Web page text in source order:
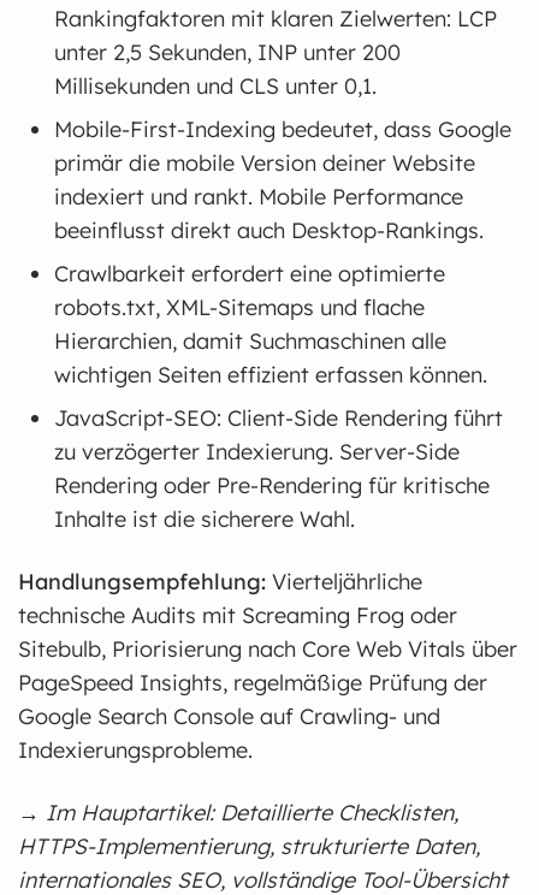
Rankingfaktoren mit klaren Zielwerten: LCP
unter 2,5 Sekunden, INP unter 200
Millisekunden und CLS unter 0,1.
Mobile-First-Indexing bedeutet, dass Google
primär die mobile Version deiner Website
indexiert und rankt. Mobile Performance
beeinflusst direkt auch Desktop-Rankings.
Crawlbarkeit erfordert eine optimierte
robots.txt, XML-Sitemaps und flache
Hierarchien, damit Suchmaschinen alle
wichtigen Seiten effizient erfassen können.
JavaScript-SEO: Client-Side Rendering führt
zu verzögerter Indexierung. Server-Side
Rendering oder Pre-Rendering für kritische
Inhalte ist die sicherere Wahl.
Handlungsempfehlung: Vierteljährliche
technische Audits mit Screaming Frog oder
Sitebulb, Priorisierung nach Core Web Vitals über
PageSpeed Insights, regelmäßige Prüfung der
Google Search Console auf Crawling- und
Indexierungsprobleme.
→ Im Hauptartikel: Detaillierte Checklisten,
HTTPS-Implementierung, strukturierte Daten,
internationales SEO, vollständige Tool-Übersicht